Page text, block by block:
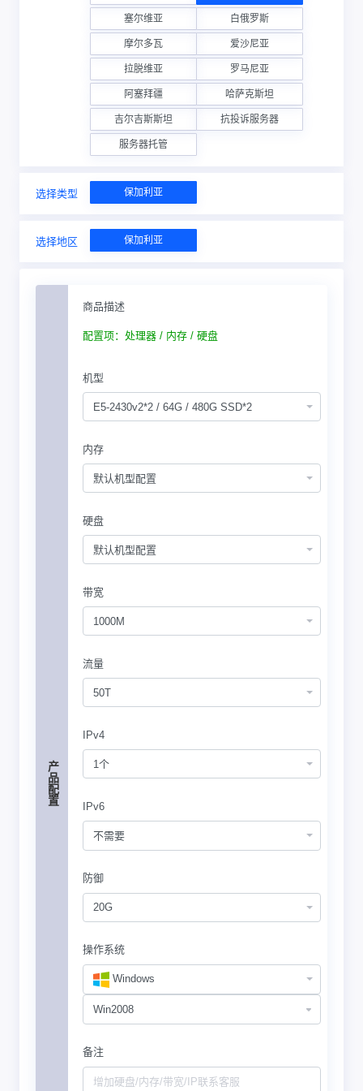
塞尔维亚 白俄罗斯
摩尔多瓦 爱沙尼亚
拉脱维亚 罗马尼亚
阿塞拜疆 哈萨克斯坦
吉尔吉斯斯坦 抗投诉服务器
服务器托管
选择类型 保加利亚
选择地区 保加利亚
产品配置
商品描述
配置项：处理器 / 内存 / 硬盘
机型
E5-2430v2*2 / 64G / 480G SSD*2
内存
默认机型配置
硬盘
默认机型配置
带宽
1000M
流量
50T
IPv4
1个
IPv6
不需要
防御
20G
操作系统
Windows
备注